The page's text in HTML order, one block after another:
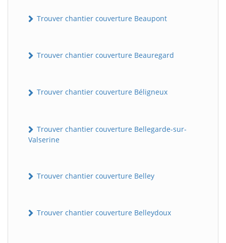
Trouver chantier couverture Beaupont
Trouver chantier couverture Beauregard
Trouver chantier couverture Béligneux
Trouver chantier couverture Bellegarde-sur-
Valserine
Trouver chantier couverture Belley
Trouver chantier couverture Belleydoux